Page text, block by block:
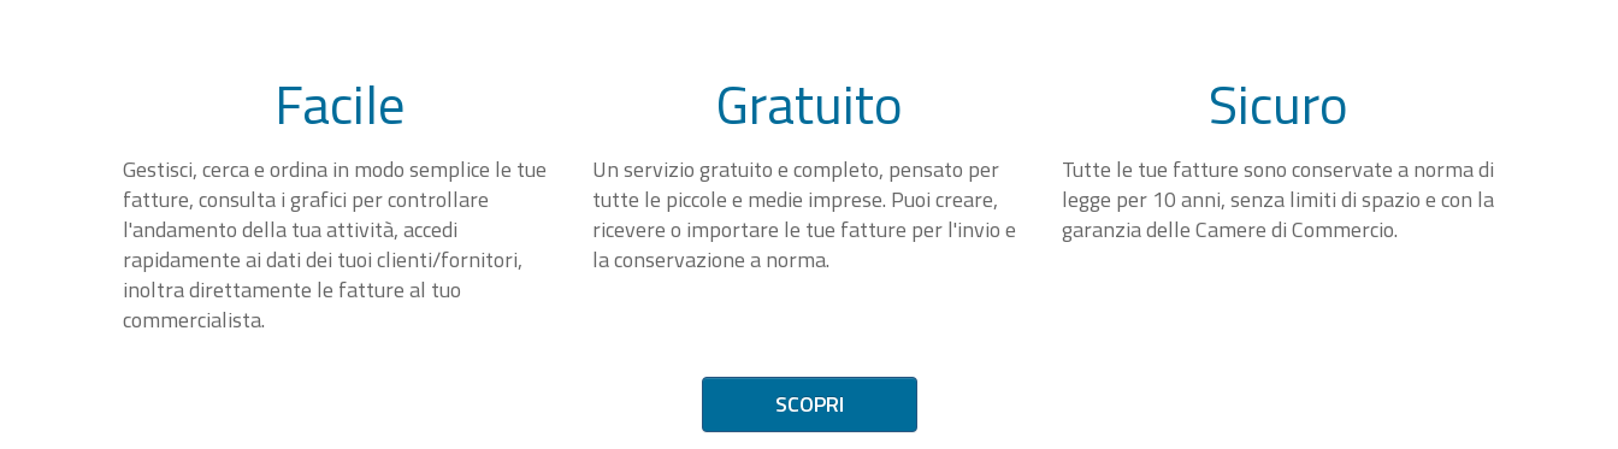
Facile
Gestisci, cerca e ordina in modo semplice le tue
fatture, consulta i grafici per controllare
l'andamento della tua attività, accedi
rapidamente ai dati dei tuoi clienti/fornitori,
inoltra direttamente le fatture al tuo
commercialista.
Gratuito
Un servizio gratuito e completo, pensato per
tutte le piccole e medie imprese. Puoi creare,
ricevere o importare le tue fatture per l'invio e
la conservazione a norma.
Sicuro
Tutte le tue fatture sono conservate a norma di
legge per 10 anni, senza limiti di spazio e con la
garanzia delle Camere di Commercio.
SCOPRI